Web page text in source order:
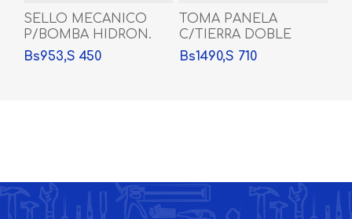
SELLO MECANICO
P/BOMBA HIDRON.
DE 1/2HP
Bs953,S 450
TOMA PANELA
C/TIERRA DOBLE
PLASTICO SUP.
Bs1490,S 710